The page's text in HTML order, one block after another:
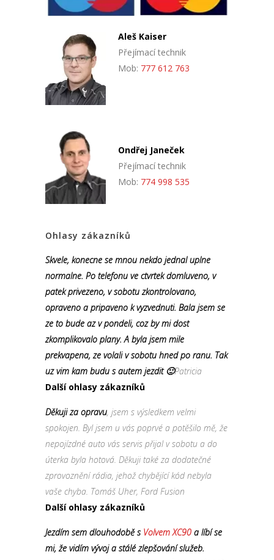
Aleš Kaiser
Přejímací technik
Mob: 777 612 763
Ondřej Janeček
Přejímací technik
Mob: 774 998 535
Ohlasy zákazníků
Skvele, konecne se mnou nekdo jednal uplne
normalne. Po telefonu ve ctvrtek domluveno, v
patek privezeno, v sobotu zkontrolovano,
opraveno a pripaveno k vyzvednuti. Bala jsem se
ze to bude az v pondeli, coz by mi dost
zkomplikovalo plany. A byla jsem mile
prekvapena, ze volali v sobotu hned po ranu. Tak
uz vim kam budu s autem jezdit 🙂Patricia
Další ohlasy zákazníků
Děkuji za opravu, jsem s výsledkem velmi
spokojen. Byl jsem u vás poprvé a potěšilo mě, že
nepojízdné auto vás servis přijal v sobotu a do
úterka byla hotová. Děkuji také za dodatečné
zprovoznění rádia, jehož chybějící kód nebyla
vaše chyba. Tomáš Uher, Ford Fusion
Další ohlasy zákazníků
Jezdím sem dlouhodobě s Volvem XC90 a líbí se
mi, že vidím vývoj a stálé zlepšování služeb.